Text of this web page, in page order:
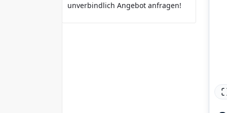
unverbindlich Angebot anfragen!